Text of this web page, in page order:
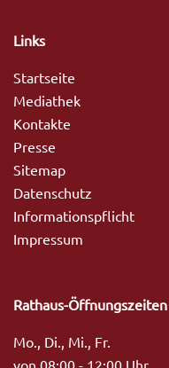
Links
Startseite
Mediathek
Kontakte
Presse
Sitemap
Datenschutz
Informationspflicht
Impressum
Rathaus-Öffnungszeiten
Mo., Di., Mi., Fr.